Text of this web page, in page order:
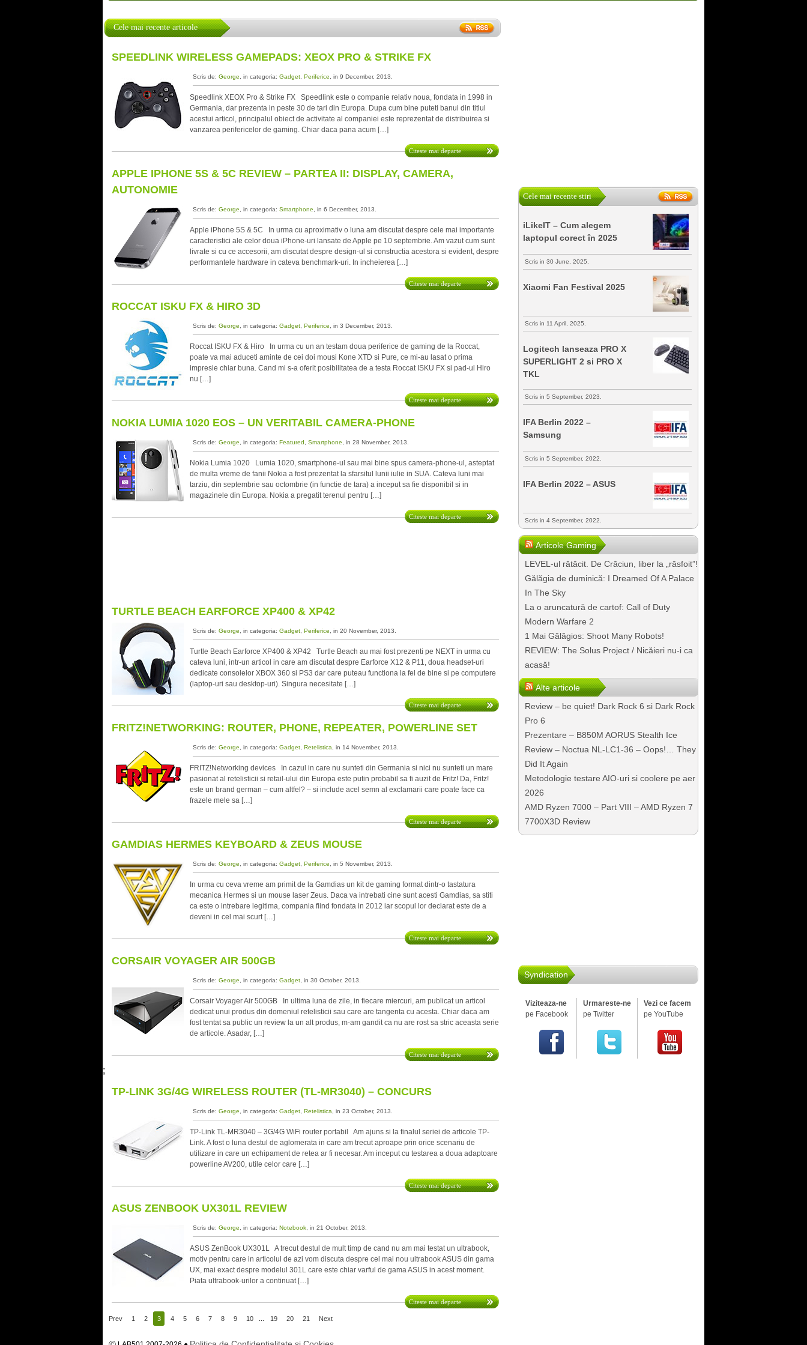
Cele mai recente articole
SPEEDLINK WIRELESS GAMEPADS: XEOX PRO & STRIKE FX
Scris de: George , in categoria: Gadget Periferice , in 9 December, 2013.
Speedlink XEOX Pro & Strike FX Speedlink este o companie relativ noua, fondata in 1998 in
Germania, dar prezenta in peste 30 de tari din Europa. Dupa cum bine puteti banui din titlul
acestui articol, principalul obiect de activitate al companiei este reprezentat de distribuirea si
vanzarea perifericelor de gaming. Chiar daca pana acum […]
Citeste mai departe
APPLE IPHONE 5S & 5C REVIEW – PARTEA II: DISPLAY, CAMERA,
AUTONOMIE
Scris de: George , in categoria: Smartphone , in 6 December, 2013.
Apple iPhone 5S & 5C In urma cu aproximativ o luna am discutat despre cele mai importante
caracteristici ale celor doua iPhone-uri lansate de Apple pe 10 septembrie. Am vazut cum sunt
livrate si cu ce accesorii, am discutat despre design-ul si constructia acestora si evident, despre
performantele hardware in cateva benchmark-uri. In incheierea […]
Citeste mai departe
ROCCAT ISKU FX & HIRO 3D
Scris de: George , in categoria: Gadget Periferice , in 3 December, 2013.
Roccat ISKU FX & Hiro In urma cu un an testam doua periferice de gaming de la Roccat,
poate va mai aduceti aminte de cei doi mousi Kone XTD si Pure, ce mi-au lasat o prima
impresie chiar buna. Cand mi s-a oferit posibilitatea de a testa Roccat ISKU FX si pad-ul Hiro
nu […]
Citeste mai departe
NOKIA LUMIA 1020 EOS – UN VERITABIL CAMERA-PHONE
Scris de: George , in categoria: Featured Smartphone , in 28 November, 2013.
Nokia Lumia 1020 Lumia 1020, smartphone-ul sau mai bine spus camera-phone-ul, asteptat
de multa vreme de fanii Nokia a fost prezentat la sfarsitul lunii iulie in SUA. Cateva luni mai
tarziu, din septembrie sau octombrie (in functie de tara) a inceput sa fie disponibil si in
magazinele din Europa. Nokia a pregatit terenul pentru […]
Citeste mai departe
TURTLE BEACH EARFORCE XP400 & XP42
Scris de: George , in categoria: Gadget Periferice , in 20 November, 2013.
Turtle Beach Earforce XP400 & XP42 Turtle Beach au mai fost prezenti pe NEXT in urma cu
cateva luni, intr-un articol in care am discutat despre Earforce X12 & P11, doua headset-uri
dedicate consolelor XBOX 360 si PS3 dar care puteau functiona la fel de bine si pe computere
(laptop-uri sau desktop-uri). Singura necesitate […]
Citeste mai departe
FRITZ!NETWORKING: ROUTER, PHONE, REPEATER, POWERLINE SET
Scris de: George , in categoria: Gadget Retelistica , in 14 November, 2013.
FRITZ!Networking devices In cazul in care nu sunteti din Germania si nici nu sunteti un mare
pasionat al retelisticii si retail-ului din Europa este putin probabil sa fi auzit de Fritz! Da, Fritz!
este un brand german – cum altfel? – si include acel semn al exclamarii care poate face ca
frazele mele sa […]
Citeste mai departe
GAMDIAS HERMES KEYBOARD & ZEUS MOUSE
Scris de: George , in categoria: Gadget Periferice , in 5 November, 2013.
In urma cu ceva vreme am primit de la Gamdias un kit de gaming format dintr-o tastatura
mecanica Hermes si un mouse laser Zeus. Daca va intrebati cine sunt acesti Gamdias, sa stiti
ca este o intrebare legitima, compania fiind fondata in 2012 iar scopul lor declarat este de a
deveni in cel mai scurt […]
Citeste mai departe
CORSAIR VOYAGER AIR 500GB
Scris de: George , in categoria: Gadget , in 30 October, 2013.
Corsair Voyager Air 500GB In ultima luna de zile, in fiecare miercuri, am publicat un articol
dedicat unui produs din domeniul retelisticii sau care are tangenta cu acesta. Chiar daca am
fost tentat sa public un review la un alt produs, m-am gandit ca nu are rost sa stric aceasta serie
de articole. Asadar, […]
Citeste mai departe
;
TP-LINK 3G/4G WIRELESS ROUTER (TL-MR3040) – CONCURS
Scris de: George , in categoria: Gadget Retelistica , in 23 October, 2013.
TP-Link TL-MR3040 – 3G/4G WiFi router portabil Am ajuns si la finalul seriei de articole TP-
Link. A fost o luna destul de aglomerata in care am trecut aproape prin orice scenariu de
utilizare in care un echipament de retea ar fi necesar. Am inceput cu testarea a doua adaptoare
powerline AV200, utile celor care […]
Citeste mai departe
ASUS ZENBOOK UX301L REVIEW
Scris de: George , in categoria: Notebook , in 21 October, 2013.
ASUS ZenBook UX301L A trecut destul de mult timp de cand nu am mai testat un ultrabook,
motiv pentru care in articolul de azi vom discuta despre cel mai nou ultrabook ASUS din gama
UX, mai exact despre modelul 301L care este chiar varful de gama ASUS in acest moment.
Piata ultrabook-urilor a continuat […]
Citeste mai departe
Prev 1 2 3 4 5 6 7 8 9 10 19 20 21 Next
Cele mai recente stiri
iLikeIT – Cum alegem
laptopul corect în 2025
Scris in 30 June, 2025.
Xiaomi Fan Festival 2025
Scris in 11 April, 2025.
Logitech lanseaza PRO X
SUPERLIGHT 2 si PRO X
TKL
Scris in 5 September, 2023.
IFA Berlin 2022 –
Samsung
Scris in 5 September, 2022.
IFA Berlin 2022 – ASUS
Scris in 4 September, 2022.
Articole Gaming
LEVEL-ul rătăcit. De Crăciun, liber la „răsfoit”!
Gălăgia de duminică: I Dreamed Of A Palace
In The Sky
La o aruncatură de cartof: Call of Duty
Modern Warfare 2
1 Mai Gălăgios: Shoot Many Robots!
REVIEW: The Solus Project / Nicăieri nu-i ca
acasă!
Alte articole
Review – be quiet! Dark Rock 6 si Dark Rock
Pro 6
Prezentare – B850M AORUS Stealth Ice
Review – Noctua NL-LC1-36 – Oops!… They
Did It Again
Metodologie testare AIO-uri si coolere pe aer
2026
AMD Ryzen 7000 – Part VIII – AMD Ryzen 7
7700X3D Review
Syndication
Viziteaza-ne
pe Facebook
Urmareste-ne
pe Twitter
Vezi ce facem
pe YouTube